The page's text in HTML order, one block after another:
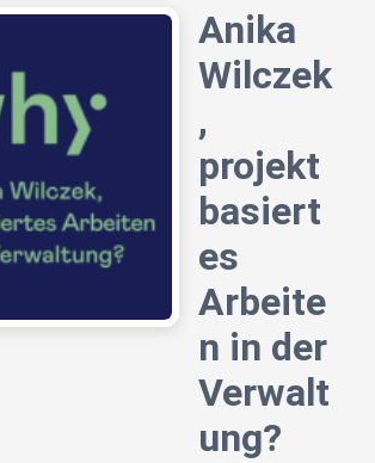
Anika
Wilczek
,
projekt
basiert
es
Arbeite
n in der
Verwalt
ung?